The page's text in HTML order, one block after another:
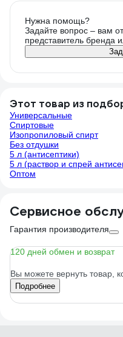
Нужна помощь?
Задайте вопрос – вам
представитель бренда
Этот товар из
Универсальные
Спиртовые
Изопропиловый спирт
Без отдушки
5 л (антисептики)
5 л (раствор и спрей
Оптом
Сервисное
Гарантия производителя
120 дней обмен и возврат
Вы можете вернуть товар,
Подробнее